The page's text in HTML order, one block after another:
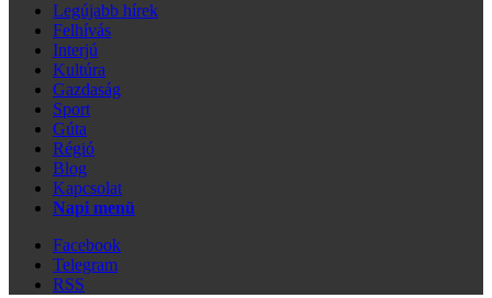
Legújabb hírek
Felhívás
Interjú
Kultúra
Gazdaság
Sport
Gúta
Régió
Blog
Kapcsolat
Napi menü
Facebook
Telegram
RSS